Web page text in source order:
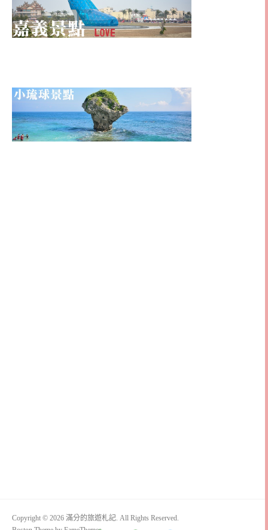
Copyright © 2026 滿分的旅遊札記. All Rights Reserved.